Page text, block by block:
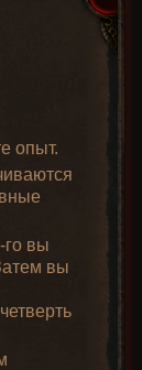
опыт.
го вы
вы